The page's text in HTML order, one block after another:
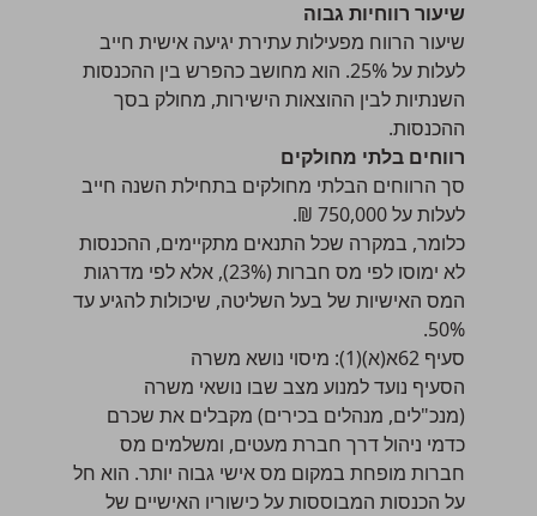
שיעור רווחיות גבוה
שיעור הרווח מפעילות עתירת יגיעה אישית חייב
לעלות על 25%. הוא מחושב כהפרש בין ההכנסות
השנתיות לבין ההוצאות הישירות, מחולק בסך
ההכנסות.
רווחים בלתי מחולקים
סך הרווחים הבלתי מחולקים בתחילת השנה חייב
לעלות על 750,000 ₪.
כלומר, במקרה שכל התנאים מתקיימים, ההכנסות
לא ימוסו לפי מס חברות
(23%), אלא לפי מדרגות
המס האישיות של בעל השליטה, שיכולות להגיע עד
50%.
סעיף 62א(א)(1): מיסוי נושא משרה
הסעיף נועד למנוע מצב שבו נושאי משרה
(מנכ"לים, מנהלים בכירים) מקבלים את שכרם
כדמי ניהול דרך חברת מעטים, ומשלמים מס
חברות מופחת במקום מס אישי גבוה יותר. הוא חל
על הכנסות המבוססות על כישוריו האישיים של